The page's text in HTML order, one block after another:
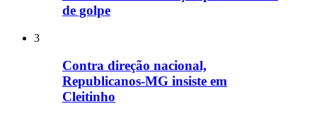
de golpe
3
Contra direção nacional,
Republicanos-MG insiste em
Cleitinho